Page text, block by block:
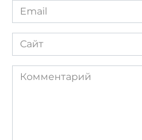
Email
*
Сайт
Комментарий